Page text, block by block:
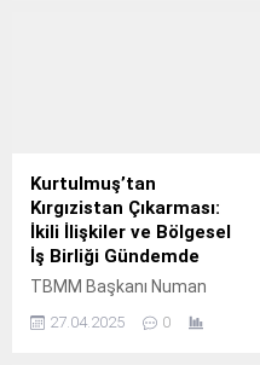
Kurtulmuş’tan
Kırgızistan Çıkarması:
İkili İlişkiler ve Bölgesel
İş Birliği Gündemde
TBMM Başkanı Numan
Kırgızistan’a
27.04.2025 0